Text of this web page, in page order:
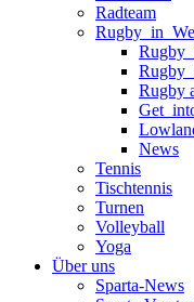
Radteam
Rugby
News
Tennis
Tischtennis
Turnen
Volleyball
Yoga
Über uns
Sparta-News